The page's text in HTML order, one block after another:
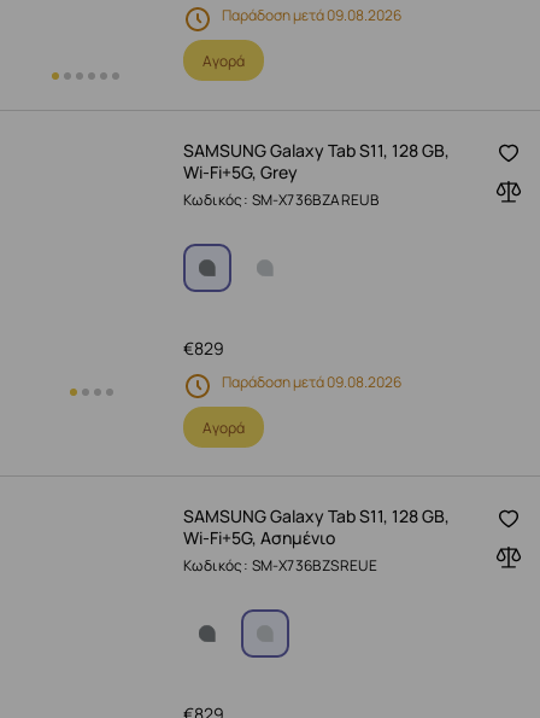
Παράδοση μετά 09.08.2026
Αγορά
SAMSUNG Galaxy Tab S11, 128 GB,
Wi-Fi+5G, Grey
Κωδικός: SM-X736BZAREUB
829
€
Παράδοση μετά 09.08.2026
Αγορά
SAMSUNG Galaxy Tab S11, 128 GB,
Wi-Fi+5G, Ασημένιο
Κωδικός: SM-X736BZSREUE